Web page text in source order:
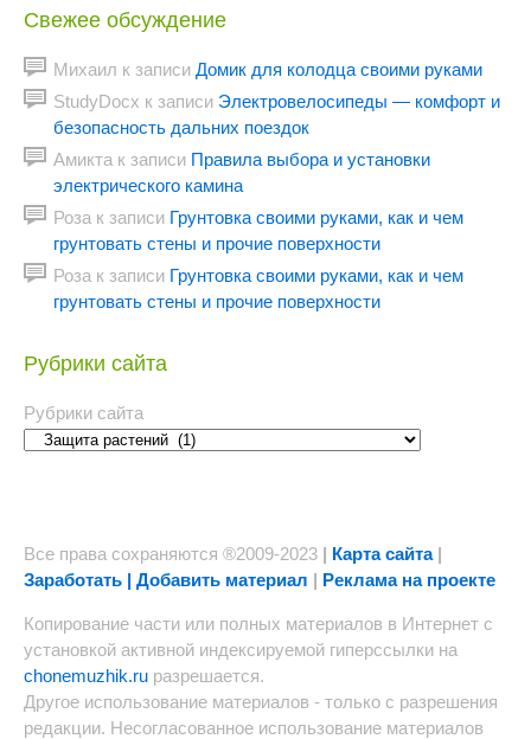
Свежее обсуждение
Михаил к записи Домик для колодца своими руками
StudyDocx к записи Электровелосипеды — комфорт и
безопасность дальних поездок
Амикта к записи Правила выбора и установки
электрического камина
Роза к записи Грунтовка своими руками, как и чем
грунтовать стены и прочие поверхности
Роза к записи Грунтовка своими руками, как и чем
грунтовать стены и прочие поверхности
Рубрики сайта
Рубрики сайта
Все права сохраняются ®2009-2023 | Карта сайта|
Заработать | Добавить материал | Реклама на проекте
Копирование части или полных материалов в Интернет с
установкой активной индексируемой гиперссылки на
chonemuzhik.ru разрешается.
Другое использование материалов - только с разрешения
редакции. Несогласованное использование материалов